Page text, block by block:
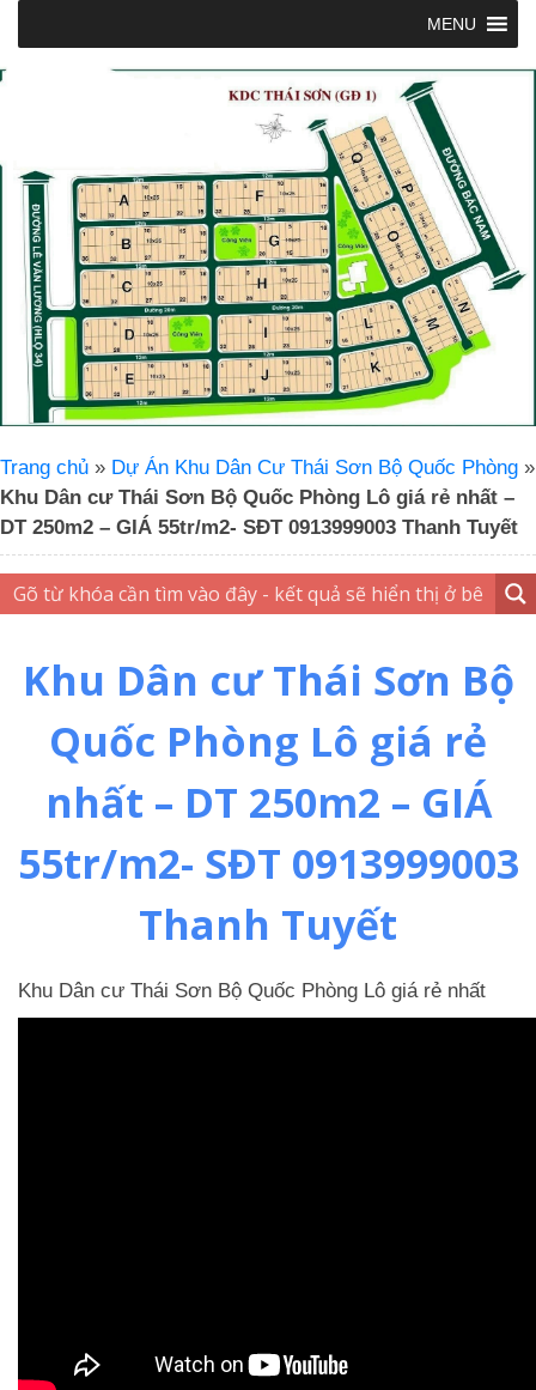
MENU
Trang chủ » Dự Án Khu Dân Cư Thái Sơn Bộ Quốc Phòng »
Khu Dân cư Thái Sơn Bộ Quốc Phòng Lô giá rẻ nhất –
DT 250m2 – GIÁ 55tr/m2- SĐT 0913999003 Thanh Tuyết
Khu Dân cư Thái Sơn Bộ
Quốc Phòng Lô giá rẻ
nhất – DT 250m2 – GIÁ
55tr/m2- SĐT 0913999003
Thanh Tuyết
Khu Dân cư Thái Sơn Bộ Quốc Phòng Lô giá rẻ nhất